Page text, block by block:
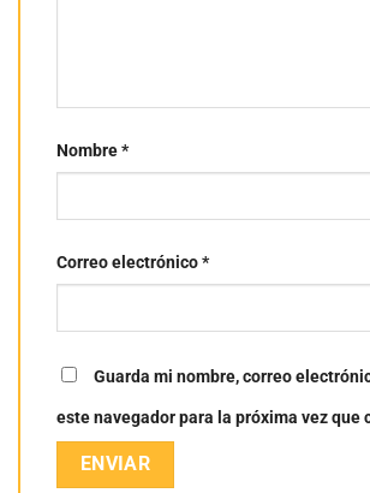
Nombre*
Correo electrónico*
Guarda mi nombre, correo
este navegador para la próxima vez que